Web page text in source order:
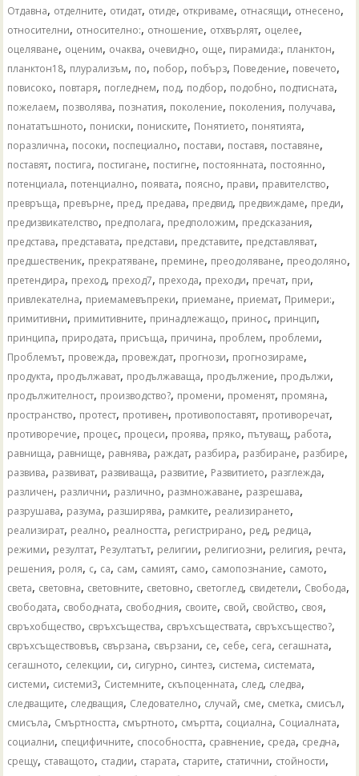
Отдавна, отделните, отидат, отиде, откриваме, отнасящи, отнесено,
относителни, относително:, отношение, отхвърлят, оцелее,
оцеляване, оценим, очаква, очевидно, още, пирамида:, планктон,
планктон18, плурализъм, по, побор, побърз, Поведение, повечето,
повисоко, повтаря, погледнем, под, подбор, подобно, подтисната,
пожелаем, позволява, познатия, поколение, поколения, получава,
понататъшното, пониски, пониските, Понятието, понятията,
поразлична, посоки, поспециално, постави, поставя, поставяне,
поставят, постига, постигане, постигне, постоянната, постоянно,
потенциала, потенциално, появата, поясно, прави, правителство,
превръща, превърне, пред, предава, предвид, предвиждаме, преди,
предизвикателство, предполага, предположим, предсказания,
представа, представата, представи, представите, представляват,
предшественик, прекратяване, премине, преодоляване, преодоляно,
претендира, преход, преход7, прехода, преходи, пречат, при,
привлекателна, приемамевъпреки, приемане, приемат, Примери:,
примитивни, примитивните, принадлежащо, принос, принцип,
принципа, природата, присъща, причина, проблем, проблеми,
Проблемът, провежда, провеждат, прогнози, прогнозираме,
продукта, продължават, продължаваща, продължение, продължи,
продължителност, производство?, промени, променят, промяна,
пространство, протест, противен, противопоставят, противоречат,
противоречие, процес, процеси, проява, пряко, пътуващ, работа,
равнища, равнище, равнява, раждат, разбира, разбиране, разбире,
развива, развиват, развиваща, развитие, Развитието, разглежда,
различен, различни, различно, размножаване, разрешава,
разрушава, разума, разширява, рамките, реализирането,
реализират, реално, реалността, регистрирано, ред, редица,
режими, резултат, Резултатът, религии, религиозни, религия, речта,
решения, роля, с, са, сам, самият, само, самопознание, самото,
света, световна, световните, световно, светоглед, свидетели, Свобода,
свободата, свободната, свободния, своите, свой, свойство, своя,
свръхобщество, свръхсъщества, свръхсъществата, свръхсъщество?,
свръхсъществовъв, свързана, свързани, се, себе, сега, сегашната,
сегашното, селекции, си, сигурно, синтез, система, системата,
системи, системи3, Системните, скъпоценната, след, следва,
следващите, следващия, Следователно, случай, сме, сметка, смисъл,
смисъла, Смъртността, смъртното, смъртта, социална, Социалната,
социални, специфичните, способността, сравнение, среда, средна,
срещу, ставащото, стадии, старата, старите, статични, стойности,